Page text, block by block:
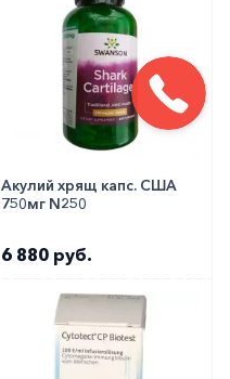
Акулий хрящ капс. США
750мг N250
6 880 руб.